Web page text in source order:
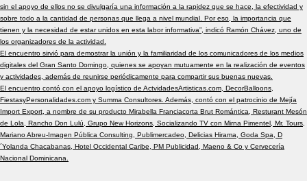
sin el apoyo de ellos no se divulgaría una información a la rapidez que se hace, la efectividad y
sobre todo a la cantidad de personas que llega a nivel mundial. Por eso, la importancia que
tienen y la necesidad de estar unidos en esta labor informativa”, indicó Ramón Chávez, uno de
los organizadores de la actividad.
El encuentro sirvió para demostrar la unión y la familiaridad de los comunicadores de los medios
digitales del Gran Santo Domingo, quienes se apoyan mutuamente en la realización de eventos
y actividades, además de reunirse periódicamente para compartir sus buenas nuevas.
El encuentro contó con el apoyo logístico de ActvidadesArtisticas.com, DecorBalloons,
FiestasyPersonalidades.com y Summa Consultores. Además, contó con el patrocinio de Mejía
Import Export, a nombre de su producto Mirabella Franciacorta Brut Romántica, Resturant Mesón
de Lola, Rancho Don Lulú, Grupo New Horizons, Socializando TV con Mirna Pimentel, Mr. Tours,
Mariano Abreu-Imagen Pública Consulting, Publimercadeo, Delicias Hirama, Goda Spa, D
´Yolanda Chacabanas, Hotel Occidental Caribe, PM Publicidad, Maeno & Co y Cervecería
Nacional Dominicana.